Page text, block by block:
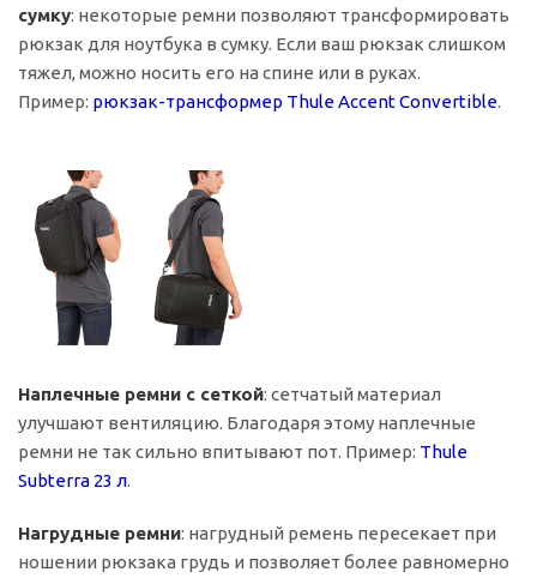
сумку: некоторые ремни позволяют трансформировать
рюкзак для ноутбука в сумку. Если ваш рюкзак слишком
тяжел, можно носить его на спине или в руках.
Пример: рюкзак-трансформер Thule Accent Convertible.
Наплечные ремни с сеткой: сетчатый материал
улучшают вентиляцию. Благодаря этому наплечные
ремни не так сильно впитывают пот. Пример: Thule
Subterra 23 л.
Нагрудные ремни: нагрудный ремень пересекает при
ношении рюкзака грудь и позволяет более равномерно